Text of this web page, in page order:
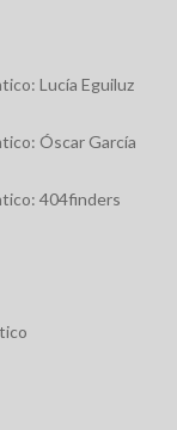
Lucía Eguiluz
Óscar García
404finders